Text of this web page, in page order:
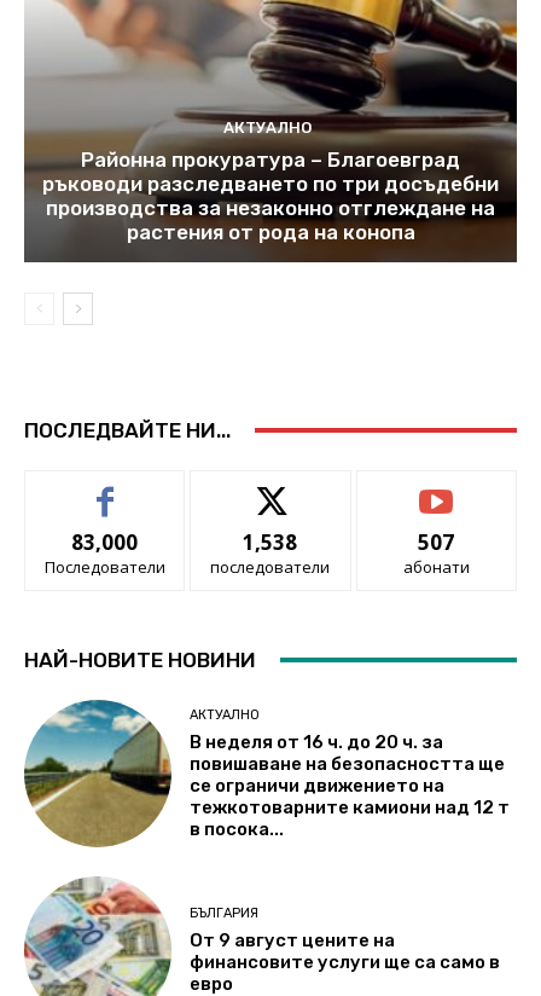
АКТУАЛНО
Районна прокуратура – Благоевград
ръководи разследването по три досъдебни
производства за незаконно отглеждане на
растения от рода на конопа
ПОСЛЕДВАЙТЕ НИ...
83,000
Последователи
1,538
последователи
507
абонати
НАЙ-НОВИТЕ НОВИНИ
АКТУАЛНО
В неделя от 16 ч. до 20 ч. за
повишаване на безопасността ще
се ограничи движението на
тежкотоварните камиони над 12 т
в посока...
БЪЛГАРИЯ
От 9 август цените на
финансовите услуги ще са само в
евро